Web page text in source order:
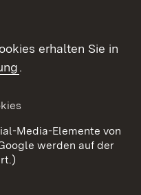
erhalten Sie in
.
Media-Elemente von
werden auf der